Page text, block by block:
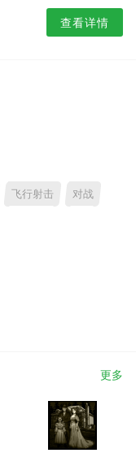
查看详情
飞行射击 对战
更多